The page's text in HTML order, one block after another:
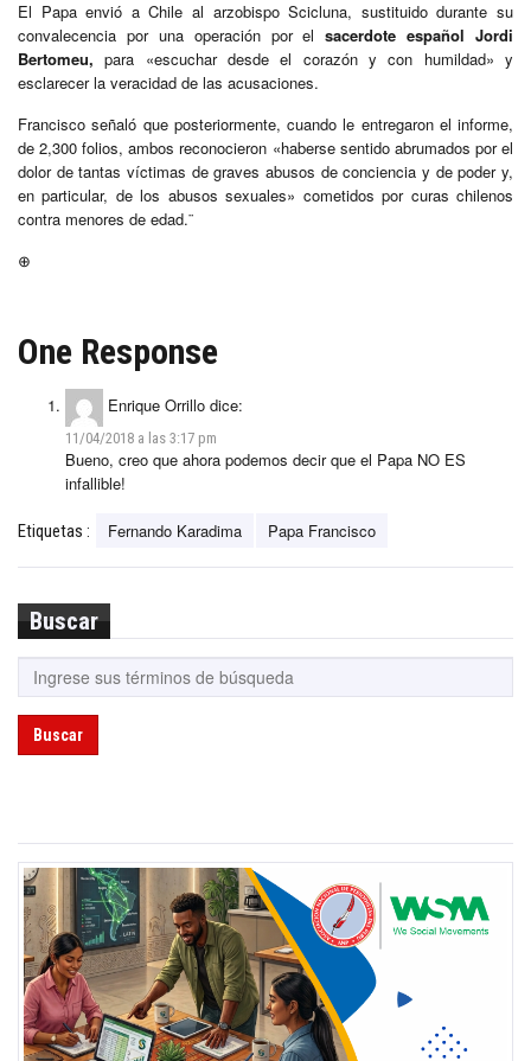
El Papa envió a Chile al arzobispo Scicluna, sustituido durante su
convalecencia por una operación por elsacerdote español Jordi
Bertomeu, para «escuchar desde el corazón y con humildad» y
esclarecer la veracidad de las acusaciones.
Francisco señaló que posteriormente, cuando le entregaron el informe,
de 2,300 folios, ambos reconocieron «haberse sentido abrumados por el
dolor de tantas víctimas de graves abusos de conciencia y de poder y,
en particular, de los abusos sexuales» cometidos por curas chilenos
contra menores de edad.¨
⊕
One Response
Enrique Orrillo dice:
11/04/2018 a las 3:17 pm
Bueno, creo que ahora podemos decir que el Papa NO ES
infallible!
Etiquetas : Fernando Karadima Papa Francisco
Buscar
Buscar